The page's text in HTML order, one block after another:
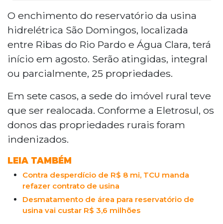
O enchimento do reservatório da usina
hidrelétrica São Domingos, localizada
entre Ribas do Rio Pardo e Água Clara, terá
início em agosto. Serão atingidas, integral
ou parcialmente, 25 propriedades.
Em sete casos, a sede do imóvel rural teve
que ser realocada. Conforme a Eletrosul, os
donos das propriedades rurais foram
indenizados.
LEIA TAMBÉM
Contra desperdício de R$ 8 mi, TCU manda
refazer contrato de usina
Desmatamento de área para reservatório de
usina vai custar R$ 3,6 milhões